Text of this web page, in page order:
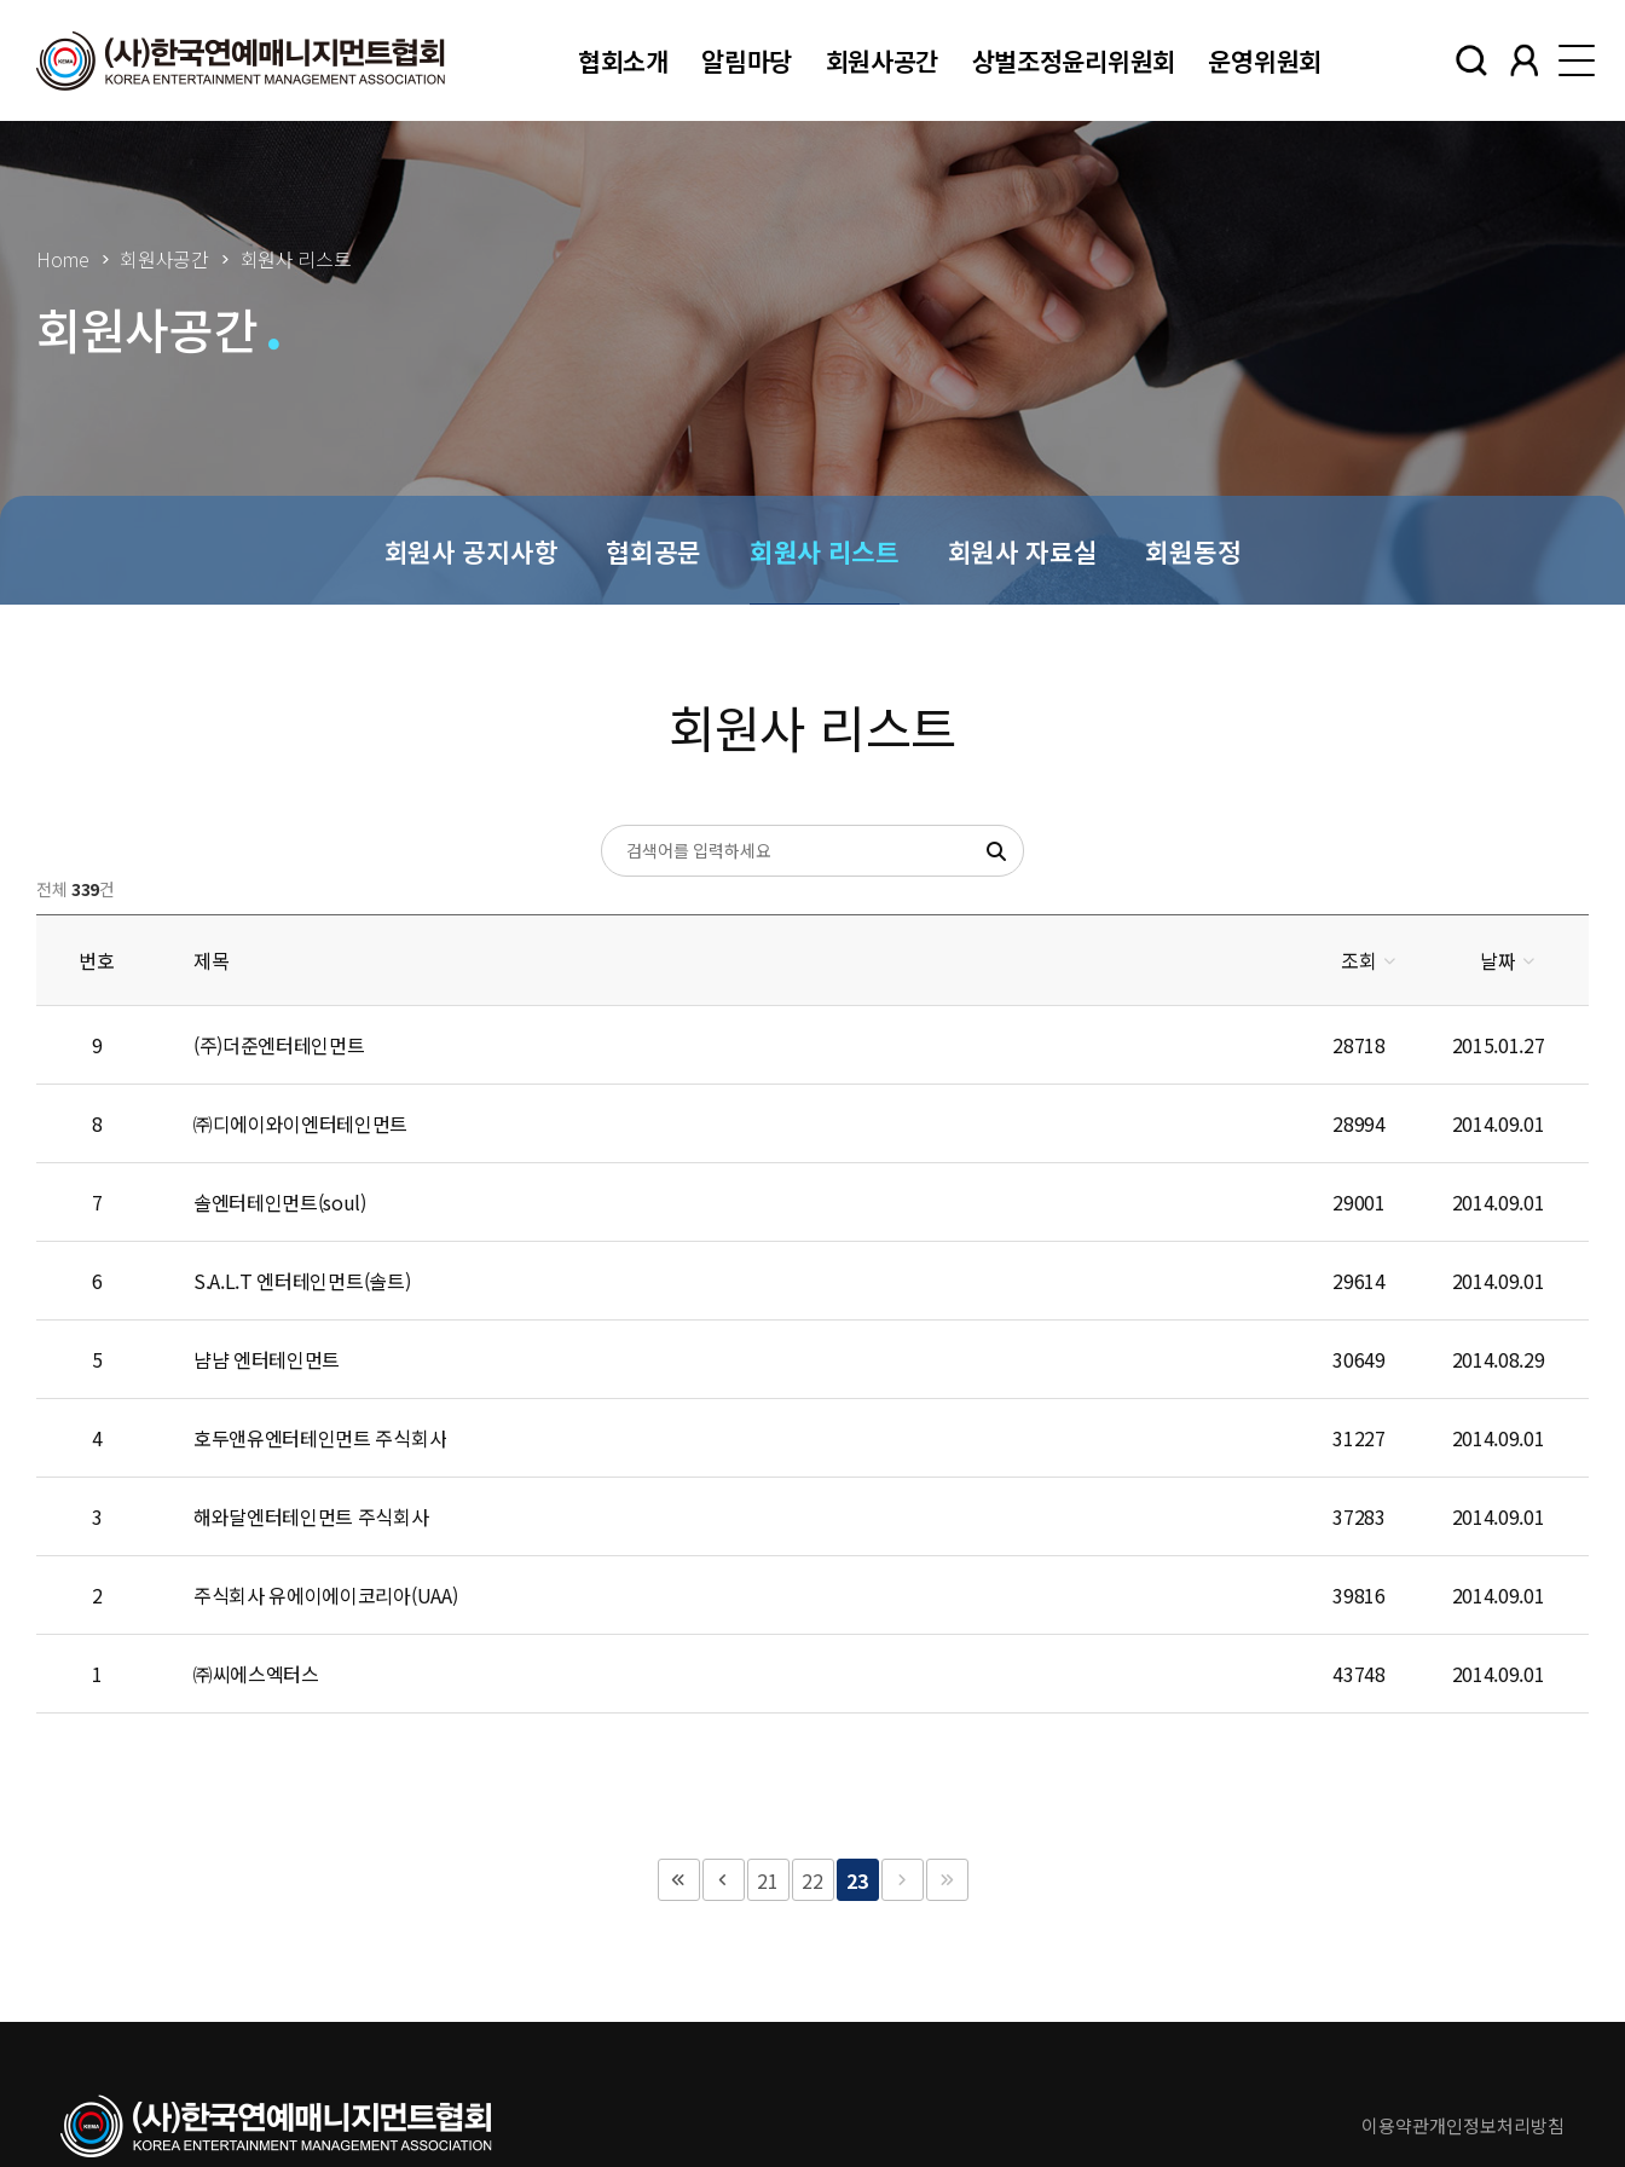
협회소개 알림마당 회원사공간 상벌조정윤리위원회 운영위원회
Home 회원사공간 회원사 리스트
회원사공간
회원사 공지사항 협회공문 회원사 리스트 회원사 자료실 회원동정
회원사 리스트
전체339건
번호 제목 조회 날짜
9 (주)더준엔터테인먼트 28718 2015.01.27
8 ㈜디에이와이엔터테인먼트 28994 2014.09.01
7 솔엔터테인먼트(soul) 29001 2014.09.01
6 S.A.L.T 엔터테인먼트(솔트) 29614 2014.09.01
5 냠냠 엔터테인먼트 30649 2014.08.29
4 호두앤유엔터테인먼트 주식회사 31227 2014.09.01
3 해와달엔터테인먼트 주식회사 37283 2014.09.01
2 주식회사 유에이에이코리아(UAA) 39816 2014.09.01
1 ㈜씨에스엑터스 43748 2014.09.01
21 22 23
이용약관개인정보처리방침